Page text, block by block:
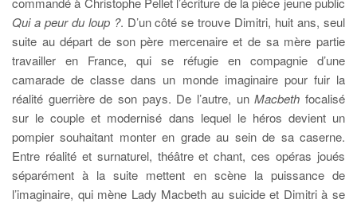
Qui a peur du loup ?. D’un côté se trouve Dimitri, huit ans, seul
suite au départ de son père mercenaire et de sa mère partie
travailler en France, qui se réfugie en compagnie d’une
camarade de classe dans un monde imaginaire pour fuir la
réalité guerrière de son pays. De l’autre, unMacbeth focalisé
sur le couple et modernisé dans lequel le héros devient un
pompier souhaitant monter en grade au sein de sa caserne.
Entre réalité et surnaturel, théâtre et chant, ces opéras joués
séparément à la suite mettent en scène la puissance de
l’imaginaire, qui mène Lady Macbeth au suicide et Dimitri à se